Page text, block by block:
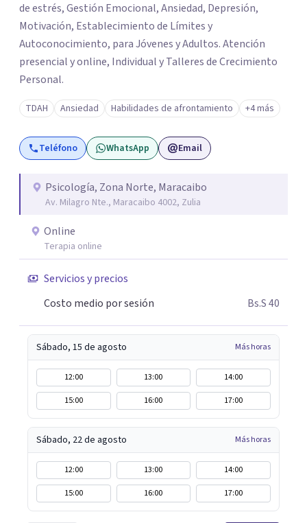
de estrés, Gestión Emocional, Ansiedad, Depresión,
Motivación, Establecimiento de Límites y
Autoconocimiento, para Jóvenes y Adultos. Atención
presencial y online, Individual y Talleres de Crecimiento
Personal.
TDAH Ansiedad Habilidades de afrontamiento +4 más
Teléfono WhatsApp Email
Psicología, Zona Norte, Maracaibo
Av. Milagro Nte., Maracaibo 4002, Zulia
Online
Terapia online
Servicios y precios
Costo medio por sesión
Bs.S 40
Sábado, 15 de agosto Más horas
12:00 13:00
14:00
15:00
16:00 17:00
Sábado, 22 de agosto Más horas
12:00 13:00
14:00
15:00
16:00 17:00